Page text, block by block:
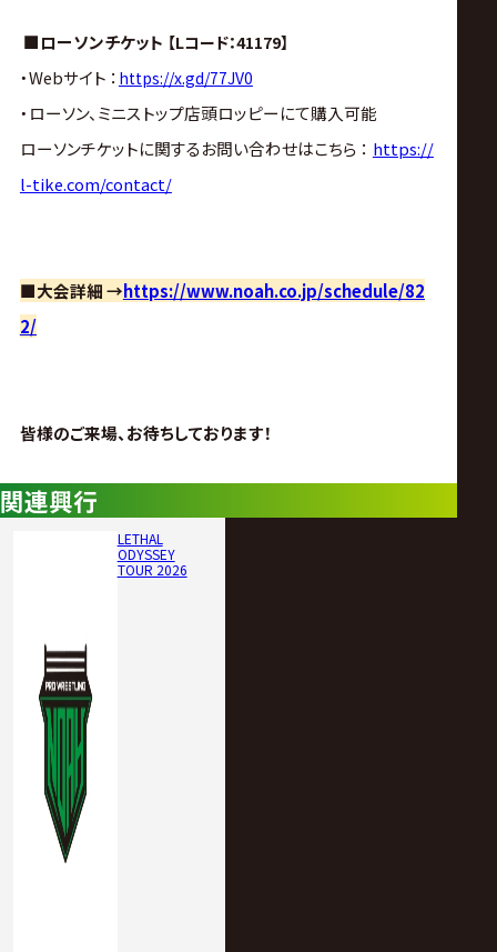
■ローソンチケット 【Lコード：41179】
・Webサイト ： https://x.gd/77JV0
・ローソン、ミニストップ店頭ロッピーにて購入可能
ローソンチケットに関するお問い合わせはこちら ： https://
l-tike.com/contact/
■大会詳細 →https://www.noah.co.jp/schedule/82
2/
皆様のご来場、お待ちしております！
関連興行
LETHAL
ODYSSEY
TOUR 2026